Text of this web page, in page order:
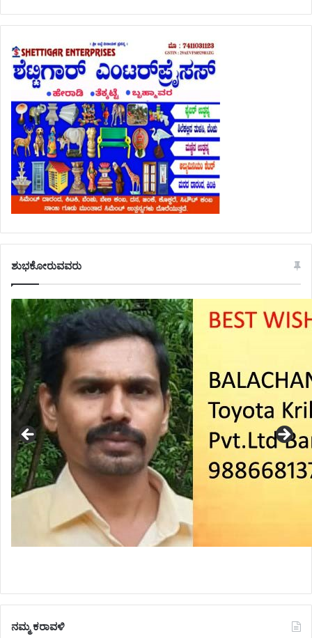
ಶುಭಕೋರುವವರು
ನಮ್ಮ ಕರಾವಳಿ